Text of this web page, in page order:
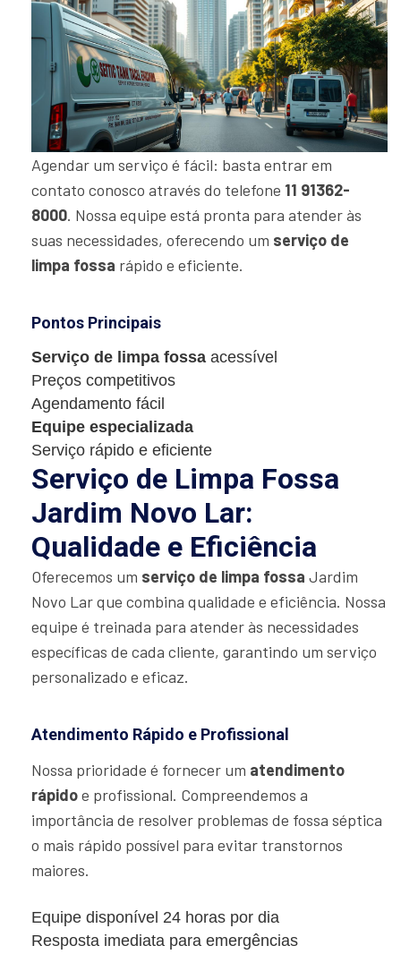
Agendar um serviço é fácil: basta entrar em
contato conosco através do telefone 11 91362-
8000. Nossa equipe está pronta para atender às
suas necessidades, oferecendo um serviço de
limpa fossa rápido e eficiente.
Pontos Principais
Serviço de limpa fossa acessível
Preços competitivos
Agendamento fácil
Equipe especializada
Serviço rápido e eficiente
Serviço de Limpa Fossa
Jardim Novo Lar:
Qualidade e Eficiência
Oferecemos um serviço de limpa fossa Jardim
Novo Lar que combina qualidade e eficiência. Nossa
equipe é treinada para atender às necessidades
específicas de cada cliente, garantindo um serviço
personalizado e eficaz.
Atendimento Rápido e Profissional
Nossa prioridade é fornecer um atendimento
rápidoe profissional. Compreendemos a
importância de resolver problemas de fossa séptica
o mais rápido possível para evitar transtornos
maiores.
Equipe disponível 24 horas por dia
Resposta imediata para emergências